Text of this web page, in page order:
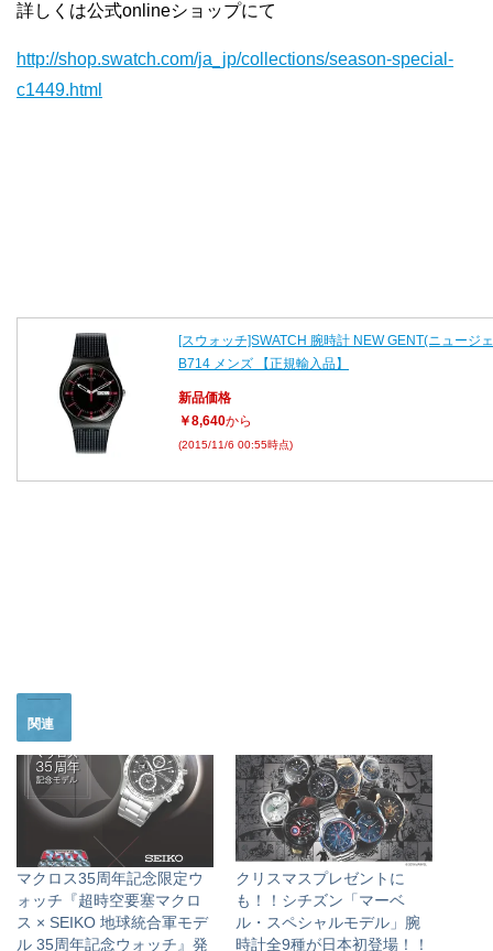
詳しくは公式onlineショップにて
http://shop.swatch.com/ja_jp/collections/season-special-
c1449.html
[スウォッチ]SWATCH 腕時計 NEW GENT(ニュージ
B714 メンズ 【正規輸入品】
新品価格
￥8,640から
(2015/11/6 00:55時点)
関連
マクロス35周年記念限定ウ
ォッチ『超時空要塞マクロ
ス × SEIKO 地球統合軍モデ
ル 35周年記念ウォッチ』発
クリスマスプレゼントに
も！！シチズン「マーベ
ル・スペシャルモデル」腕
時計全9種が日本初登場！！